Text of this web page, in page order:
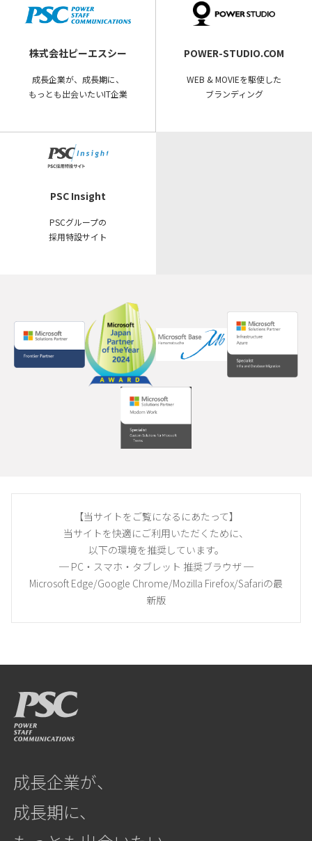
株式会社ピーエスシー
成長企業が、成長期に、
もっとも出会いたいIT企業
POWER-STUDIO.COM
WEB & MOVIEを駆使した
ブランディング
PSC Insight
PSCグループの
採用特設サイト
【当サイトをご覧になるにあたって】
当サイトを快適にご利用いただくために、
以下の環境を推奨しています。
─ PC・スマホ・タブレット 推奨ブラウザ ─
Microsoft Edge/Google Chrome/Mozilla Firefox/Safariの最
新版
成長企業が、
成長期に、